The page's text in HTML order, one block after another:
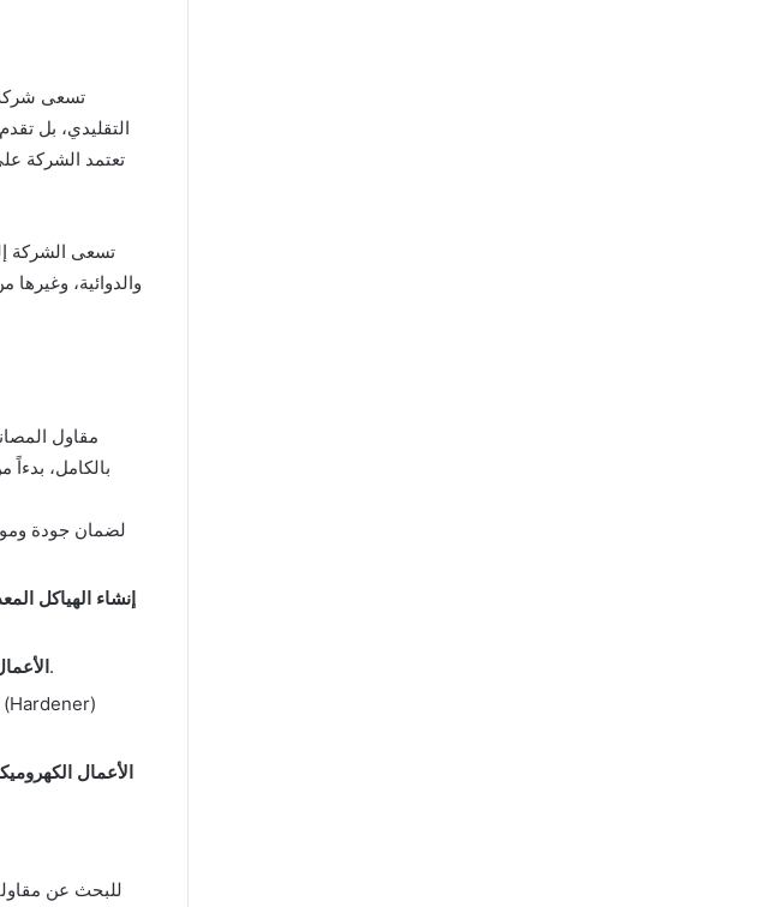
تسعى شركة
التقليدي، بل
تعتمد الشركة
تسعى الشركة
والدوائية،
مقاول
بالكامل،
لضمان جودة
إنشاء الهياكل
بناء القواعد الخرسانية المسلحة لتحمل الأحمال الثقيلة والمعدات الضخمة.
الأعمال
للبحث عن